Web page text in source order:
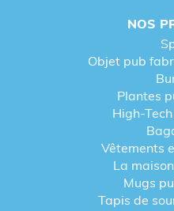
NOS
Objet pub
Plantes
High-
Vêtements
La
Mugs
Tapis de